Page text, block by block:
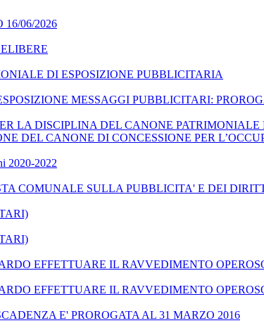
06/2026
DI ESPOSIZIONE PUBBLICITARIA
MESSAGGI PUBBLICITARI:
LA DISCIPLINA DEL CANONE
DEL CANONE DI CONCESSIONE PER
2020-2022
COMUNALE SULLA PUBBLICITA' E DEI
EFFETTUARE IL RAVVEDIMENTO
EFFETTUARE IL RAVVEDIMENTO
E' PROROGATA AL 31 MARZO 2016